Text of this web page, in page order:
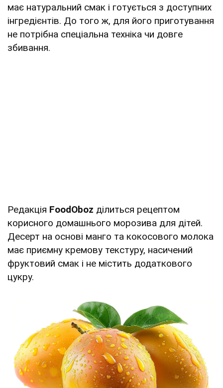
має натуральний смак і готується з доступних
інгредієнтів. До того ж, для його приготування
не потрібна спеціальна техніка чи довге
збивання.
Редакція FoodOboz ділиться рецептом
корисного домашнього морозива для дітей.
Десерт на основі манго та кокосового молока
має приємну кремову текстуру, насичений
фруктовий смак і не містить додаткового
цукру.